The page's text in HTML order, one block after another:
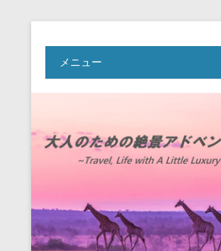
大人のための絶景アド
メニュー